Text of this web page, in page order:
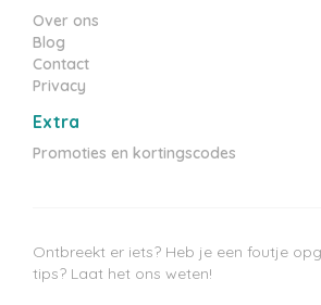
Over ons
Blog
Contact
Privacy
Extra
Promoties en kortingscodes
Ontbreekt er iets? Heb je een foutje
tips? Laat het ons weten!